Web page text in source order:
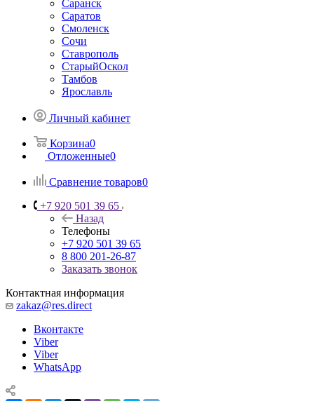
Саранск
Саратов
Смоленск
Сочи
Ставрополь
СтарыйОскол
Тамбов
Ярославль
Личный кабинет
Корзина0
Отложенные0
Сравнение товаров0
+7 920 501 39 65
Назад
Телефоны
+7 920 501 39 65
8 800 201-26-87
Заказать звонок
Контактная информация
zakaz@res.direct
Вконтакте
Viber
Viber
WhatsApp